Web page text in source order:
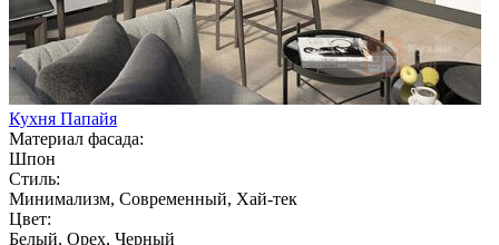
Кухня Папайя
Материал фасада:
Шпон
Стиль:
Минимализм, Современный, Хай-тек
Цвет:
Белый, Орех, Черный